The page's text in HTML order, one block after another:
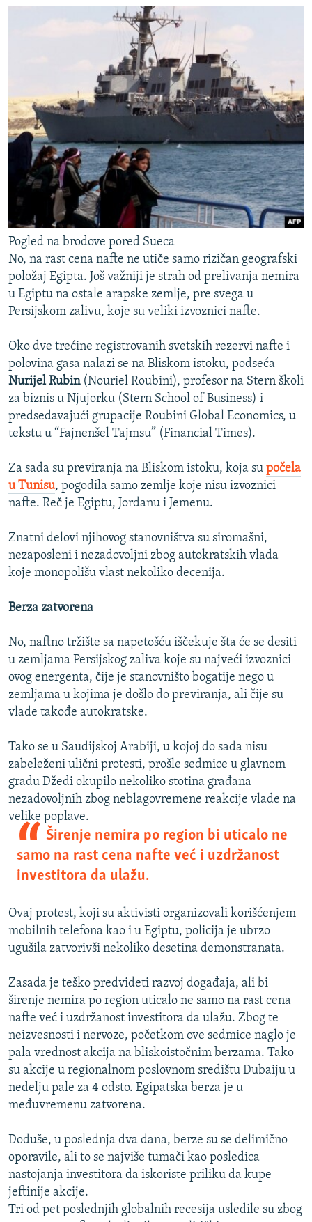
Pogled na brodove pored Sueca
No, na rast cena nafte ne utiče samo rizičan geografski
položaj Egipta. Još važniji je strah od prelivanja nemira
u Egiptu na ostale arapske zemlje, pre svega u
Persijskom zalivu, koje su veliki izvoznici nafte.
Oko dve trećine registrovanih svetskih rezervi nafte i
polovina gasa nalazi se na Bliskom istoku, podseća
Nurijel Rubin(Nouriel Roubini), profesor na Stern školi
za biznis u Njujorku (Stern School of Business) i
predsedavajući grupacije Roubini Global Economics, u
tekstu u “Fajnenšel Tajmsu” (Financial Times).
Za sada su previranja na Bliskom istoku, koja su počela
u Tunisu, pogodila samo zemlje koje nisu izvoznici
nafte. Reč je Egiptu, Jordanu i Jemenu.
Znatni delovi njihovog stanovništva su siromašni,
nezaposleni i nezadovoljni zbog autokratskih vlada
koje monopolišu vlast nekoliko decenija.
Berza zatvorena
No, naftno tržište sa napetošću iščekuje šta će se desiti
u zemljama Persijskog zaliva koje su najveći izvoznici
ovog energenta, čije je stanovništo bogatije nego u
zemljama u kojima je došlo do previranja, ali čije su
vlade takođe autokratske.
Tako se u Saudijskoj Arabiji, u kojoj do sada nisu
zabeleženi ulični protesti, prošle sedmice u glavnom
gradu Džedi okupilo nekoliko stotina građana
nezadovoljnih zbog neblagovremene reakcije vlade na
velike poplave.
Širenje nemira po region bi uticalo ne
samo na rast cena nafte već i uzdržanost
investitora da ulažu.
Ovaj protest, koji su aktivisti organizovali korišćenjem
mobilnih telefona kao i u Egiptu, policija je ubrzo
ugušila zatvorivši nekoliko desetina demonstranata.
Zasada je teško predvideti razvoj događaja, ali bi
širenje nemira po region uticalo ne samo na rast cena
nafte već i uzdržanost investitora da ulažu. Zbog te
neizvesnosti i nervoze, početkom ove sedmice naglo je
pala vrednost akcija na bliskoistočnim berzama. Tako
su akcije u regionalnom poslovnom središtu Dubaiju u
nedelju pale za 4 odsto. Egipatska berza je u
međuvremenu zatvorena.
Doduše, u poslednja dva dana, berze su se delimično
oporavile, ali to se najviše tumači kao posledica
nastojanja investitora da iskoriste priliku da kupe
jeftinije akcije.
Tri od pet poslednjih globalnih recesija usledile su zbog